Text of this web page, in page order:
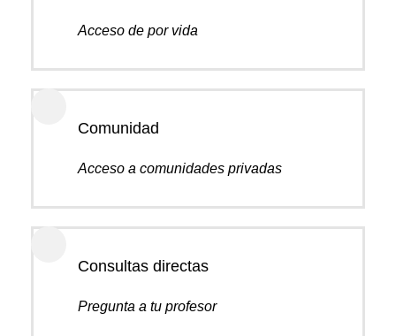
Acceso de por vida
Comunidad
Acceso a comunidades privadas
Consultas directas
Pregunta a tu profesor